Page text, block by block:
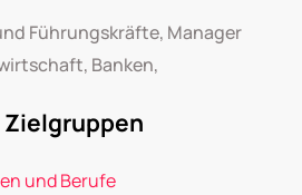
Führungskräfte, Manager
Banken,
und Berufe